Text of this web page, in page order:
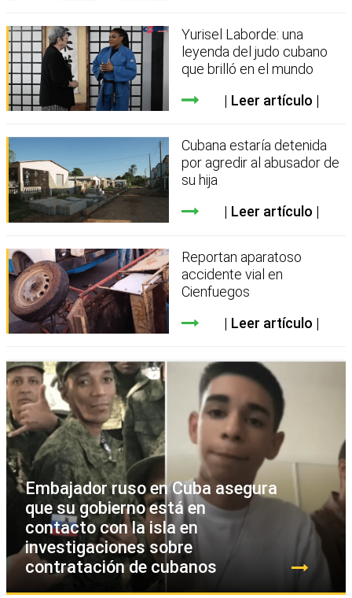
Yurisel Laborde: una
leyenda del judo cubano
que brilló en el mundo
Leer artículo
Cubana estaría detenida
por agredir al abusador de
su hija
Leer artículo
Reportan aparatoso
accidente vial en
Cienfuegos
Leer artículo
Embajador ruso en Cuba asegura
que su gobierno está en
contacto con la isla en
investigaciones sobre
contratación de cubanos